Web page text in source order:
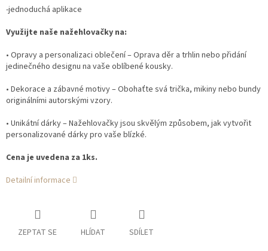
-jednoduchá aplikace
Využijte naše nažehlovačky na:
• Opravy a personalizaci oblečení – Oprava děr a trhlin nebo přidání
jedinečného designu na vaše oblíbené kousky.
• Dekorace a zábavné motivy – Obohaťte svá trička, mikiny nebo bundy
originálními autorskými vzory.
• Unikátní dárky – Nažehlovačky jsou skvělým způsobem, jak vytvořit
personalizované dárky pro vaše blízké.
Cena je uvedena za 1ks.
Detailní informace
ZEPTAT SE HLÍDAT SDÍLET